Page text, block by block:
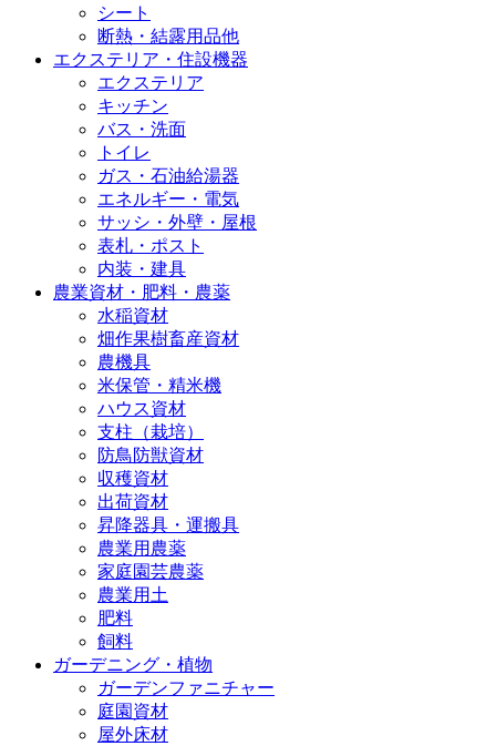
シート
断熱・結露用品他
エクステリア・住設機器
エクステリア
キッチン
バス・洗面
トイレ
ガス・石油給湯器
エネルギー・電気
サッシ・外壁・屋根
表札・ポスト
内装・建具
農業資材・肥料・農薬
水稲資材
畑作果樹畜産資材
農機具
米保管・精米機
ハウス資材
支柱（栽培）
防鳥防獣資材
収穫資材
出荷資材
昇降器具・運搬具
農業用農薬
家庭園芸農薬
農業用土
肥料
飼料
ガーデニング・植物
ガーデンファニチャー
庭園資材
屋外床材